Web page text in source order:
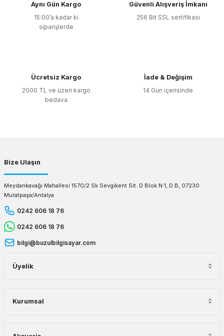
Ürün resmi kalitesiz, bozuk veya görüntülenemiyor.
Ürün açıklamasında eksik bilgiler bulunuyor.
Ürün bilgilerinde hatalar bulunuyor.
Aynı Gün Kargo
15:00’a kadar ki
siparişlerde
Güvenli Alışveriş İmkanı
256 Bit SSL sertifikası
Ücretsiz Kargo
2000 TL ve üzeri kargo
bedava
İade & Değişim
14 Gün içerisinde
Bize Ulaşın
Meydankavağı Mahallesi 1570/2 Sk Sevgikent Sit. D Blok N:1, D:B, 07230
Muratpaşa/Antalya
0242 606 18 76
0242 606 18 76
bilgi@buzulbilgisayar.com
Üyelik
Kurumsal